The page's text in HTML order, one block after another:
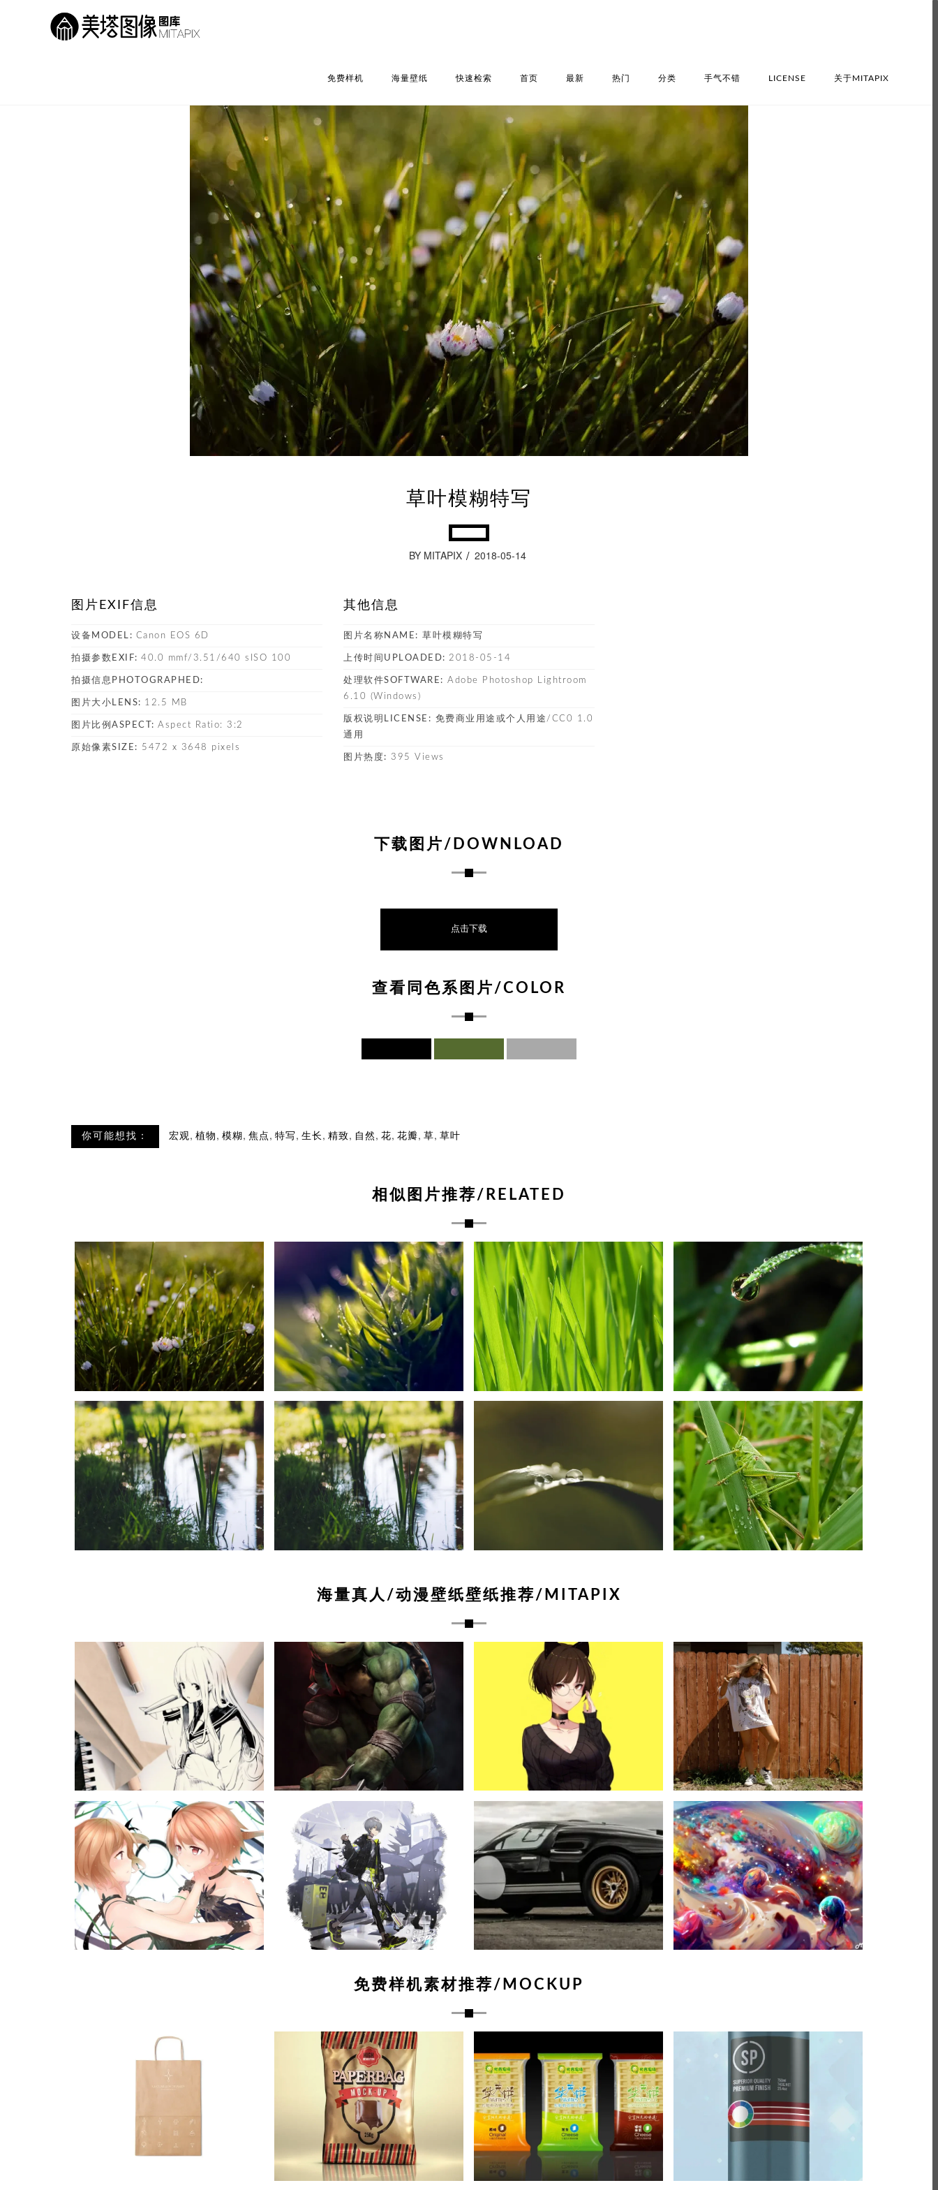
免费样机 海量壁纸 快速检索 首页 最新 热门 分类 手气不错 LICENSE 关于MITAPIX
草叶模糊特写
BY MITAPIX 2018-05-14
图片EXIF信息
设备MODEL: Canon EOS 6D
拍摄参数EXIF: 40.0 mmf/3.51/640 sISO 100
拍摄信息PHOTOGRAPHED:
图片大小LENS: 12.5 MB
图片比例ASPECT: Aspect Ratio: 3:2
原始像素SIZE: 5472 x 3648 pixels
其他信息
图片名称NAME: 草叶模糊特写
上传时间UPLOADED: 2018-05-14
处理软件SOFTWARE: Adobe Photoshop Lightroom
6.10 (Windows)
版权说明LICENSE: 免费商业用途或个人用途/CC0 1.0
通用
图片热度: 395 Views
下载图片/DOWNLOAD
点击下载
查看同色系图片/COLOR
你可能想找： 宏观, 植物 , 模糊 , 焦点 , 特写, 生长 , 精致, 自然 , 花, 花瓣, 草, 草叶
相似图片推荐/RELATED
海量真人/动漫壁纸壁纸推荐/MITAPIX
免费样机素材推荐/MOCKUP